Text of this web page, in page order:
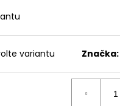
variantu Značka: